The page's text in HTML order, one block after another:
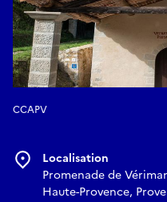
CCAPV
Localisation
Promenade de
Haute-Provence,